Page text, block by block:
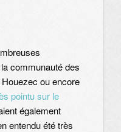
communauté des
ou encore
pointu sur le
également
entendu été très